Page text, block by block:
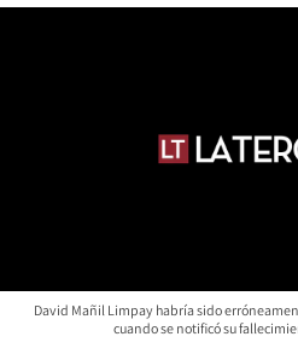
David Mañil Limpay habría sido
cuando se notificó su